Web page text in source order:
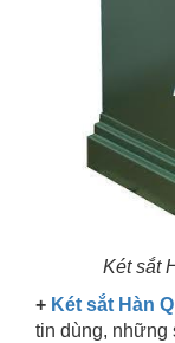
Két sắt
+ Két sắt Hàn
tin dùng, những